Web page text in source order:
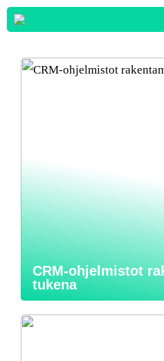
CRM-ohjelmistot
tukena